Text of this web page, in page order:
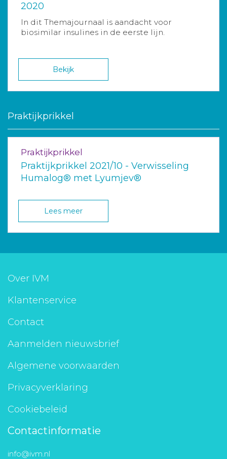
2020
In dit Themajournaal is aandacht voor
biosimilar insulines in de eerste lijn.
Bekijk
Praktijkprikkel
Praktijkprikkel
Praktijkprikkel 2021/10 - Verwisseling
Humalog® met Lyumjev®
Lees meer
Over IVM
Klantenservice
Contact
Aanmelden nieuwsbrief
Algemene voorwaarden
Privacyverklaring
Cookiebeleid
Contactinformatie
info@ivm.nl